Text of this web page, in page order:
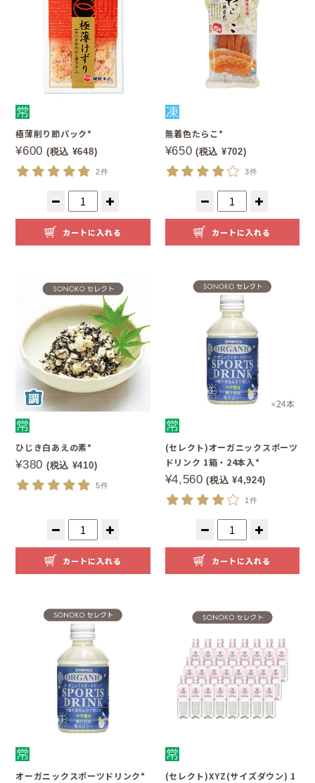
極薄削り節パック*
¥600 (税込 ¥648)
2件
カートに入れる
無着色たらこ*
¥650 (税込 ¥702)
3件
カートに入れる
ひじき白あえの素*
¥380 (税込 ¥410)
5件
カートに入れる
(セレクト)オーガニックスポーツ
ドリンク 1箱・24本入*
¥4,560 (税込 ¥4,924)
1件
カートに入れる
オーガニックスポーツドリンク*
(セレクト)XYZ(サイズダウン) 1